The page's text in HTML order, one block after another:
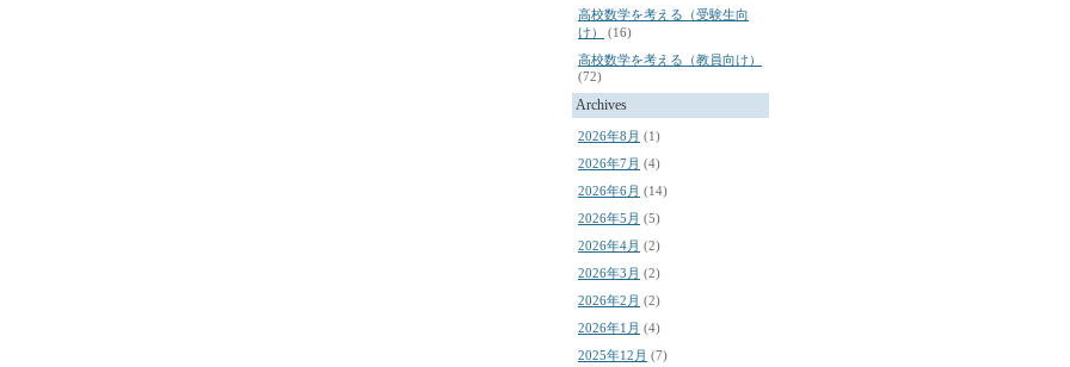
高校数学を考える（受験生向
け）
(16)
高校数学を考える（教員向け）
(72)
Archives
2026年8月 (1)
2026年7月 (4)
2026年6月 (14)
2026年5月 (5)
2026年4月 (2)
2026年3月 (2)
2026年2月 (2)
2026年1月 (4)
2025年12月 (7)